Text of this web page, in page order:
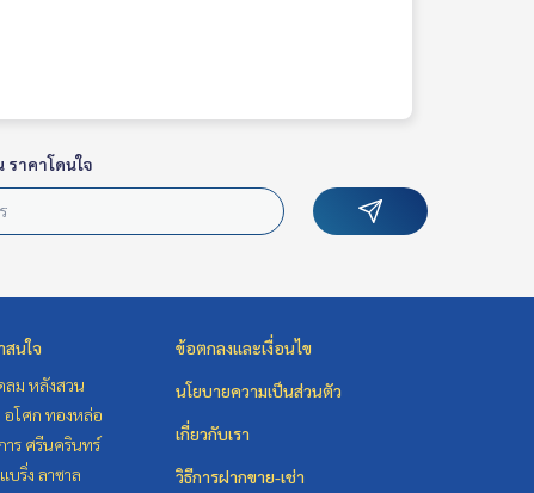
าคาโดนใจ
สนใจ
ลม หลังสวน
โศก ทองหล่อ
ร ศรีนครินทร์
บริ่ง ลาซาล
ข้อตกลงและเงื่อนไข
นโยบายความเป็นส่วนตัว
เกี่ยวกับเรา
วิธีการฝากขาย-เช่า